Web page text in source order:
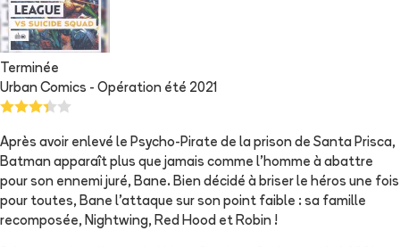
Terminée
Urban Comics - Opération été 2021
Après avoir enlevé le Psycho-Pirate de la prison de Santa Prisca,
Batman apparaît plus que jamais comme l'homme à abattre
pour son ennemi juré, Bane. Bien décidé à briser le héros une fois
pour toutes, Bane l'attaque sur son point faible : sa famille
recomposée, Nightwing, Red Hood et Robin !